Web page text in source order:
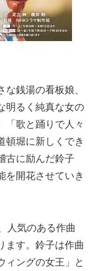
銭湯の看板娘、
明るく純真な女の
「歌と踊りで人々
頓堀に新しくでき
古に励んだ鈴子
を開花させていき
人気のある作曲
ます。鈴子は作曲
ィングの女王」と